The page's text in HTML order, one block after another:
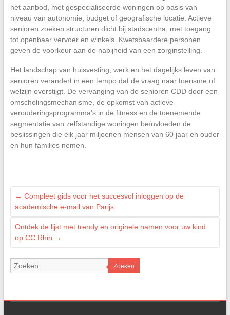
het aanbod, met gespecialiseerde woningen op basis van
niveau van autonomie, budget of geografische locatie. Actieve
senioren zoeken structuren dicht bij stadscentra, met toegang
tot openbaar vervoer en winkels. Kwetsbaardere personen
geven de voorkeur aan de nabijheid van een zorginstelling.
Het landschap van huisvesting, werk en het dagelijks leven van
senioren verandert in een tempo dat de vraag naar toerisme of
welzijn overstijgt. De vervanging van de senioren CDD door een
omscholingsmechanisme, de opkomst van actieve
verouderingsprogramma’s in de fitness en de toenemende
segmentatie van zelfstandige woningen beïnvloeden de
beslissingen die elk jaar miljoenen mensen van 60 jaar en ouder
en hun families nemen.
← Compleet gids voor het succesvol inloggen op de
academische e-mail van Parijs
Ontdek de lijst met trendy en originele namen voor uw kind
op CC Rhin →
Zoeken